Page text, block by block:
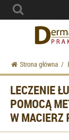
Strona główna /
LECZENIE
POMOCĄ
W MACIERZ